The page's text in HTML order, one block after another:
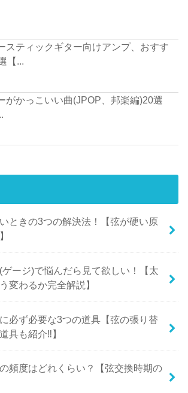
スティックギター向けアンプ、おすす
【...
がかっこいい曲(JPOP、邦楽編)20選
ときの3つの解決法！【弦が硬い原
ージ)で悩んだら見て欲しい！【太
変わるか完全解説】
必ず必要な3つの道具【弦の張り替
具も紹介‼︎】
頻度はどれくらい？【弦交換時期の